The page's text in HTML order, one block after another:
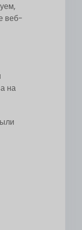
веб-
на